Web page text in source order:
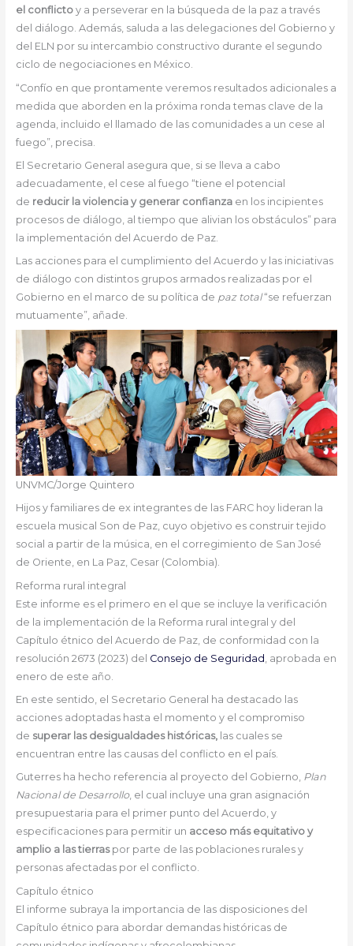
el conflictoy a perseverar en la búsqueda de la paz a través
del diálogo. Además, saluda a las delegaciones del Gobierno y
del ELN por su intercambio constructivo durante el segundo
ciclo de negociaciones en México.
“Confío en que prontamente veremos resultados adicionales a
medida que aborden en la próxima ronda temas clave de la
agenda, incluido el llamado de las comunidades a un cese al
fuego”, precisa.
El Secretario General asegura que, si se lleva a cabo
adecuadamente, el cese al fuego “tiene el potencial
de reducir la violencia y generar confianzaen los incipientes
procesos de diálogo, al tiempo que alivian los obstáculos” para
la implementación del Acuerdo de Paz.
Las acciones para el cumplimiento del Acuerdo y las iniciativas
de diálogo con distintos grupos armados realizadas por el
Gobierno en el marco de su política de paz total“se refuerzan
mutuamente”, añade.
UNVMC/Jorge Quintero
Hijos y familiares de ex integrantes de las FARC hoy lideran la
escuela musical Son de Paz, cuyo objetivo es construir tejido
social a partir de la música, en el corregimiento de San José
de Oriente, en La Paz, Cesar (Colombia).
Reforma rural integral
Este informe es el primero en el que se incluye la verificación
de la implementación de la Reforma rural integral y del
Capítulo étnico del Acuerdo de Paz, de conformidad con la
resolución 2673 (2023) del Consejo de Seguridad , aprobada en
enero de este año.
En este sentido, el Secretario General ha destacado las
acciones adoptadas hasta el momento y el compromiso
de superar las desigualdades históricas, las cuales se
encuentran entre las causas del conflicto en el país.
Guterres ha hecho referencia al proyecto del Gobierno, Plan
Nacional de Desarrollo, el cual incluye una gran asignación
presupuestaria para el primer punto del Acuerdo, y
especificaciones para permitir un acceso más equitativo y
amplio a las tierraspor parte de las poblaciones rurales y
personas afectadas por el conflicto.
Capítulo étnico
El informe subraya la importancia de las disposiciones del
Capítulo étnico para abordar demandas históricas de